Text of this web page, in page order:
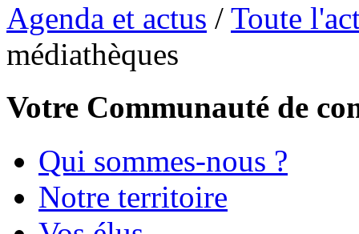
Agenda et actus / Toute
médiathèques
Votre Communauté de
Qui sommes-nous ?
Notre territoire